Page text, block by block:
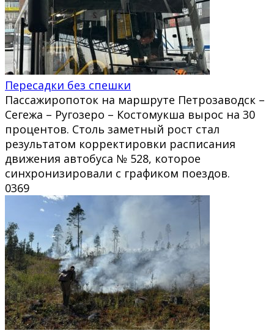
Пересадки без спешки
Пассажиропоток на маршруте Петрозаводск –
Сегежа – Ругозеро – Костомукша вырос на 30
процентов. Столь заметный рост стал
результатом корректировки расписания
движения автобуса № 528, которое
синхронизировали с графиком поездов.
0369